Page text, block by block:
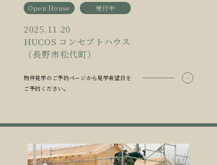
Open House 受付中
2025.11.20
HUCOS コンセプトハウス
（長野市松代町）
物件見学のご予約ページから見学希望日を
ご予約ください。